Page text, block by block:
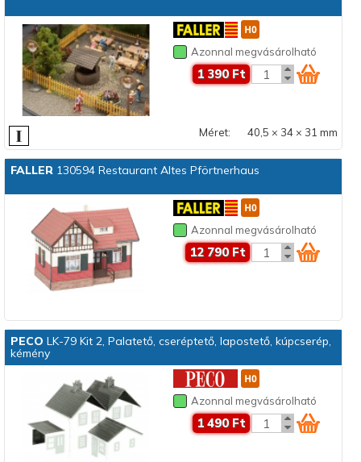
Azonnal megvásárolható
1 390 Ft
Méret: 40,5 × 34 × 31 mm
FALLER130594 Restaurant Altes Pförtnerhaus
Azonnal megvásárolható
12 790 Ft
PECO LK-79 Kit 2, Palatető, cseréptető, lapostető, kúpcserép,
kémény
Azonnal megvásárolható
1 490 Ft